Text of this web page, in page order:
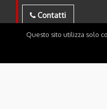
Contatti
Questo sito utilizza solo